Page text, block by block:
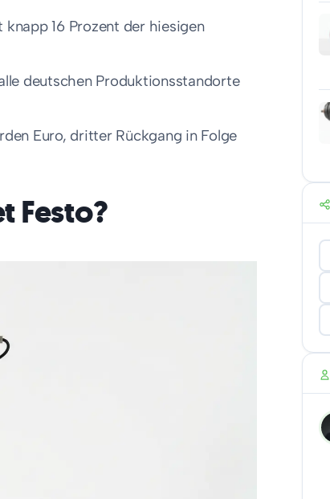
16 Prozent der hiesigen
deutschen Produktionsstandorte
Euro, dritter Rückgang in Folge
Festo?